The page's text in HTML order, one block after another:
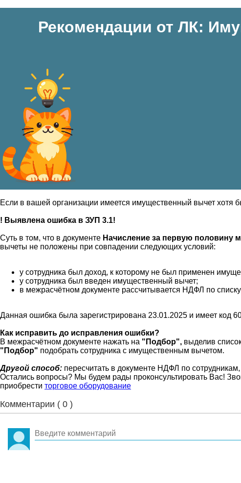
Рекомендации от ЛК:
Если в вашей организации имеется имущественный вычет хотя
! Выявлена ошибка в ЗУП 3.1!
Суть в том, что в документе Начисление за первую половину
вычеты не положены при совпадении следующих условий:
у сотрудника был доход, к которому не был применен
у сотрудника был введен имущественный вычет;
в межрасчётном документе рассчитывается НДФЛ по
Данная ошибка была зарегистрирована 23.01.2025 и имеет код
Как исправить до исправления ошибки?
В межрасчётном документе нажать на "Подбор", выделив
"Подбор" подобрать сотрудника с имущественным вычетом.
Другой способ: пересчитать в документе НДФЛ по
Остались вопросы? Мы будем рады проконсультировать Вас!
приобрести торговое оборудование
Комментарии ( 0 )